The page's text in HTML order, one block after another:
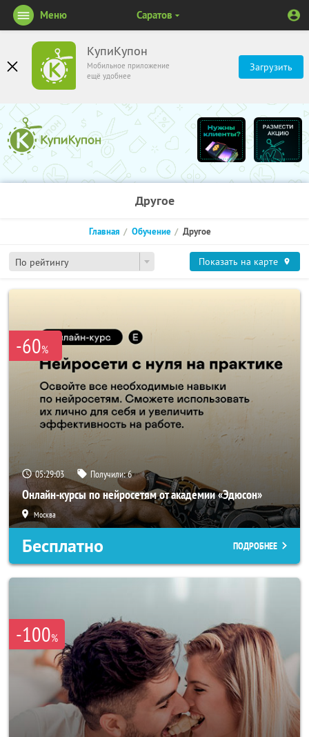
КупиКупон
Мобильное приложение
ещё удобнее
Загрузить
Меню Саратов
Другое
По рейтингу
Главная Обучение Другое
Показать на карте
-60%
05:29:02 Получили:6
Онлайн-курсы по нейросетям от академии «Эдюсон»
Москва
Бесплатно ПОДРОБНЕЕ
-100%